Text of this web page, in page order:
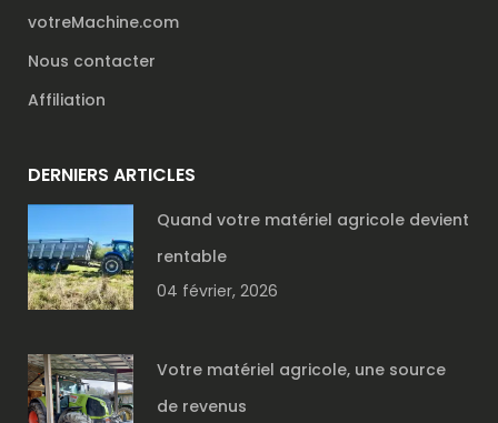
votreMachine.com
Nous contacter
Affiliation
DERNIERS ARTICLES
Quand votre matériel agricole devient
rentable
04 février, 2026
Votre matériel agricole, une source
de revenus